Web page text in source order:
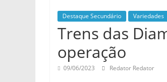
na
Medida
Certa!
Destaque Secundário Variedades
Trens das
operação
09/06/2023 Redator Redator